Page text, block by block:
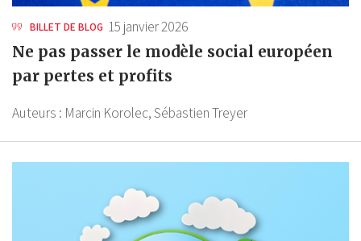
BILLET DE BLOG 15 janvier 2026
Ne pas passer le modèle social européen
par pertes et profits
Auteurs : Marcin Korolec,Sébastien Treyer